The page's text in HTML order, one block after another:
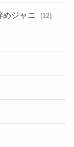
めジャニ (12)